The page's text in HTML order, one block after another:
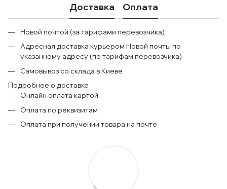
Доставка Оплата
Новой почтой (за тарифами перевозчика)
Адресная доставка курьером Новой почты по
указанному адресу (по тарифам перевозчика)
Самовывоз со склада в Киеве
Подробнее о доставке
Онлайн оплата картой
Оплата по реквизитам
Оплата при получении товара на почте